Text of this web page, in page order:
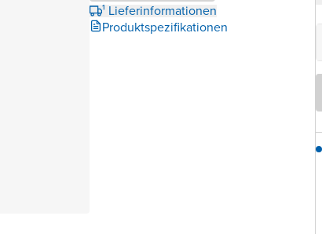
¹ Lieferinformationen
Produktspezifikationen